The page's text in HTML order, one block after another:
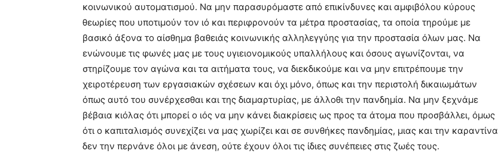
κοινωνικού αυτοματισμού. Να μην παρασυρόμαστε από επικίνδυνες και αμφιβόλου κύρους
θεωρίες που υποτιμούν τον ιό και περιφρονούν τα μέτρα προστασίας, τα οποία τηρούμε με
βασικό άξονα το αίσθημα βαθειάς κοινωνικής αλληλεγγύης για την προστασία όλων μας. Να
ενώνουμε τις φωνές μας με τους υγιειονομικούς υπαλλήλους και όσους αγωνίζονται, να
στηρίζουμε τον αγώνα και τα αιτήματα τους, να διεκδικούμε και να μην επιτρέπουμε την
χειροτέρευση των εργασιακών σχέσεων και όχι μόνο, όπως και την περιστολή δικαιωμάτων
όπως αυτό του συνέρχεσθαι και της διαμαρτυρίας, με άλλοθι την πανδημία. Να μην ξεχνάμε
βέβαια κιόλας ότι μπορεί ο ιός να μην κάνει διακρίσεις ως προς τα άτομα που προσβάλλει, όμως
ότι ο καπιταλισμός συνεχίζει να μας χωρίζει και σε συνθήκες πανδημίας, μιας και την καραντίνα
δεν την περνάνε όλοι με άνεση, ούτε έχουν όλοι τις ίδιες συνέπειες στις ζωές τους.